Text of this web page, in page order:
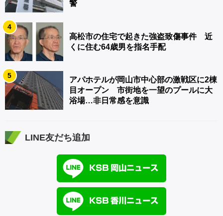
警
4
高松市の住宅で起きた強盗致傷事件 近
くに住む64歳男を指名手配
5
アパホテルが岡山市中心部の激戦区に2棟
目オープン 市街地を一望のプールに大
浴場…非日常感を意識
LINE友だち追加